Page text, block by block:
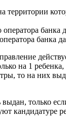
территории
оператора банка
банка
на 1 ребенка,
то на них
только
кандидатуре